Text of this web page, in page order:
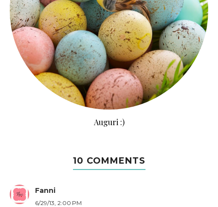
Auguri :)
10 COMMENTS
Fanni
6/29/13, 2:00 PM